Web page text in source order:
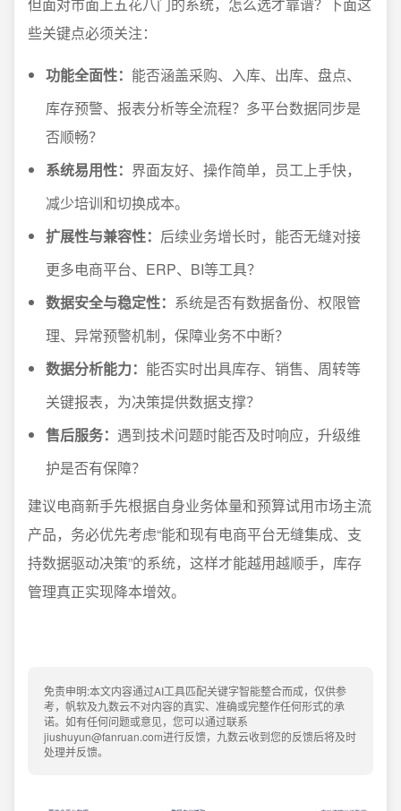
些关键点必须关注：
功能全面性： 能否涵盖采购、入库、出库、盘点、
库存预警、报表分析等全流程？多平台数据同步是
否顺畅？
系统易用性： 界面友好、操作简单，员工上手快，
减少培训和切换成本。
扩展性与兼容性： 后续业务增长时，能否无缝对接
更多电商平台、ERP、BI等工具？
数据安全与稳定性： 系统是否有数据备份、权限管
理、异常预警机制，保障业务不中断？
数据分析能力： 能否实时出具库存、销售、周转等
关键报表，为决策提供数据支撑？
售后服务： 遇到技术问题时能否及时响应，升级维
护是否有保障？
建议电商新手先根据自身业务体量和预算试用市场主流
产品，务必优先考虑“能和现有电商平台无缝集成、支
持数据驱动决策”的系统，这样才能越用越顺手，库存
管理真正实现降本增效。
免责申明:本文内容通过AI工具匹配关键字智能整合而成，仅供参
考，帆软及九数云不对内容的真实、准确或完整作任何形式的承
诺。如有任何问题或意见，您可以通过联系
jiushuyun@fanruan.com进行反馈，九数云收到您的反馈后将及时
处理并反馈。